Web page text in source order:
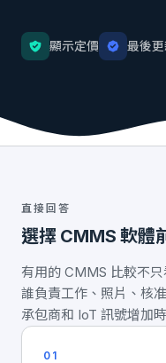
顯示定價 最後
直接回答
選擇 CMMS 軟體
有用的 CMMS 比較不
誰負責工作、照片、核
承包商和 IoT 訊號增加
01